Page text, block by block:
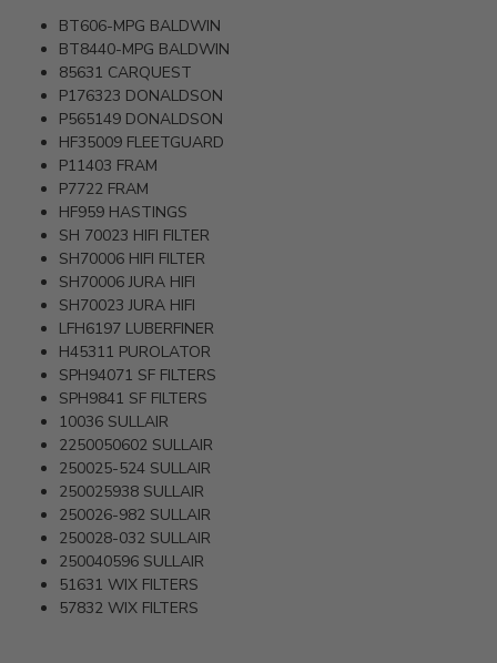
BT606-MPG BALDWIN
BT8440-MPG BALDWIN
85631 CARQUEST
P176323 DONALDSON
P565149 DONALDSON
HF35009 FLEETGUARD
P11403 FRAM
P7722 FRAM
HF959 HASTINGS
SH 70023 HIFI FILTER
SH70006 HIFI FILTER
SH70006 JURA HIFI
SH70023 JURA HIFI
LFH6197 LUBERFINER
H45311 PUROLATOR
SPH94071 SF FILTERS
SPH9841 SF FILTERS
10036 SULLAIR
2250050602 SULLAIR
250025-524 SULLAIR
250025938 SULLAIR
250026-982 SULLAIR
250028-032 SULLAIR
250040596 SULLAIR
51631 WIX FILTERS
57832 WIX FILTERS